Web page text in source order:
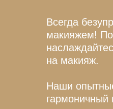
Всегда
макияжем!
на макияж.
Наши
гармоничный